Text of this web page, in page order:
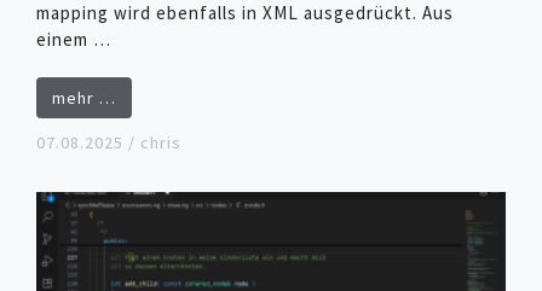
mapping wird ebenfalls in XML ausgedrückt. Aus
einem …
mehr …
07.08.2025 / chris